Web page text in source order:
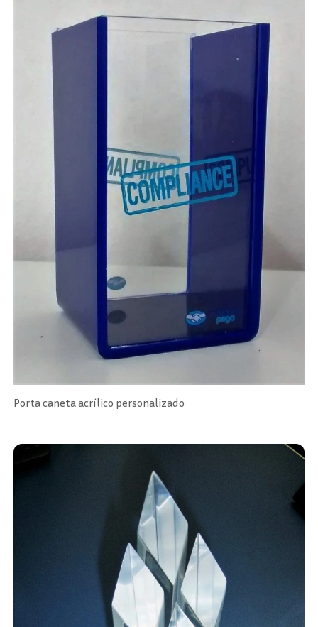
Porta caneta acrílico personalizado